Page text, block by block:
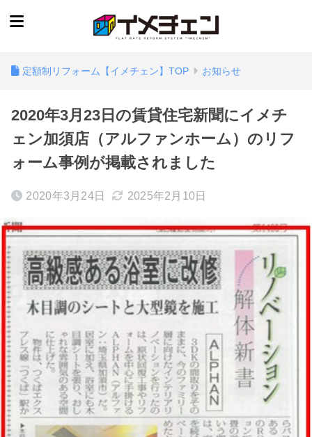
定額制リフォーム【イメチェン】TOP お知らせ
2020年3月23日の賃貸住宅新聞にイメチ
ェン加須店（アルファンホーム）のリフ
ォーム事例が掲載されました
2020年3月24日 2025年2月10日